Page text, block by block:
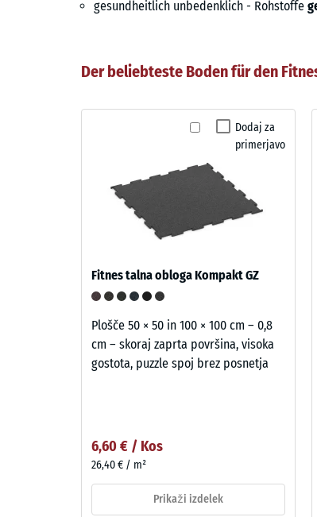
gesundheitlich unbedenklich - Rohstoffe
Der beliebteste Boden für den
Dodaj za
primerjavo
Fitnes talna obloga Kompakt GZ
Plošče 50 × 50 in 100 × 100 cm – 0,8
cm – skoraj zaprta površina, visoka
gostota, puzzle spoj brez posnetja
6,60 € / Kos
26,40 € / m²
Prikaži izdelek